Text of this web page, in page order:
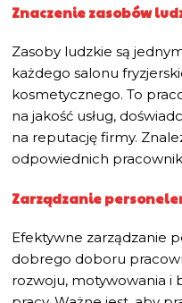
Znaczenie zasobów
Zasoby ludzkie są
każdego salonu
kosmetycznego. To
na jakość usług,
na reputację firmy.
odpowiednich
Zarządzanie
Efektywne zarządzanie
dobrego doboru
rozwoju, motywowania i